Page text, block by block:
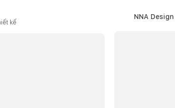
kế
NNA Design